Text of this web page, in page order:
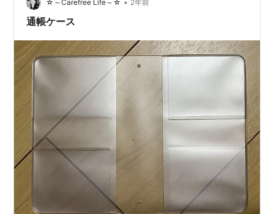
☆～Carefree Life～☆ • 2年前
通帳ケース